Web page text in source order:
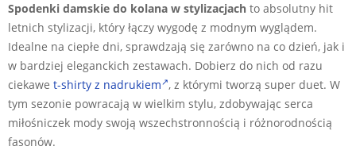
Spodenki damskie do kolana w stylizacjach to absolutny hit
letnich stylizacji, który łączy wygodę z modnym wyglądem.
Idealne na ciepłe dni, sprawdzają się zarówno na co dzień, jak i
w bardziej eleganckich zestawach. Dobierz do nich od razu
ciekawe t-shirty z nadrukiem , z którymi tworzą super duet. W
tym sezonie powracają w wielkim stylu, zdobywając serca
miłośniczek mody swoją wszechstronnością i różnorodnością
fasonów.